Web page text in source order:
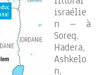
israélie
n – à
Soreq,
Hadera,
Ashkelo
n,